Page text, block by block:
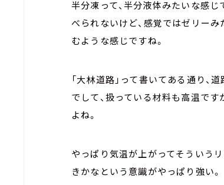
半分凍って、半分液体みたいな感
べられないけど、感覚ではゼリー
むような感じですね。
「大林道路」って書いてある通り、
でして、扱っている材料も高温で
よね。
やっぱり気温が上がってそういう
きかなという意識がやっぱり強い。